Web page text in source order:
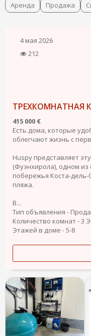
Аренда Продажа
4 мая 2026
212
ТРЕХКОМНАТНАЯ
415 000 €
Есть дома, которые
облегчают жизнь с
Huspy представляет
(Фуэнхирола), одном
побережья Коста-дель-
пляжа.
В...
Тип объявления -
Количество комнат - 3
Этажей в доме - 5-8